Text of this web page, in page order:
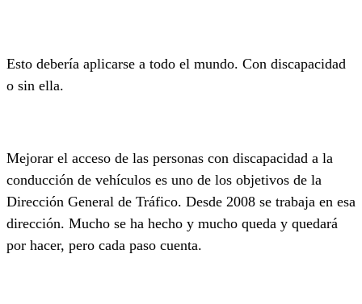
Esto debería aplicarse a todo el mundo. Con discapacidad
o sin ella.
Mejorar el acceso de las personas con discapacidad a la
conducción de vehículos es uno de los objetivos de la
Dirección General de Tráfico. Desde 2008 se trabaja en esa
dirección. Mucho se ha hecho y mucho queda y quedará
por hacer, pero cada paso cuenta.